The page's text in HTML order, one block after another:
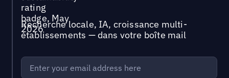
Recherche locale, IA, croissance multi-
établissements — dans votre boîte mail